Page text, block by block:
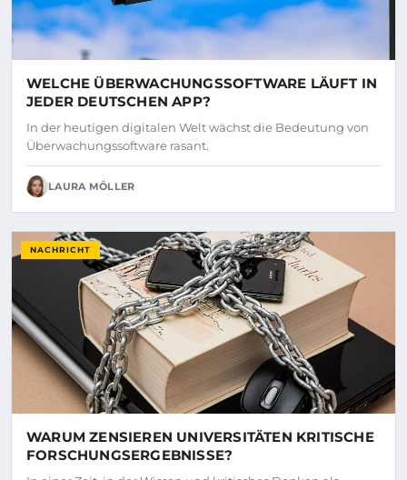
WELCHE ÜBERWACHUNGSSOFTWARE LÄUFT IN
JEDER DEUTSCHEN APP?
In der heutigen digitalen Welt wächst die Bedeutung von
Überwachungssoftware rasant.
LAURA MÖLLER
NACHRICHT
WARUM ZENSIEREN UNIVERSITÄTEN KRITISCHE
FORSCHUNGSERGEBNISSE?